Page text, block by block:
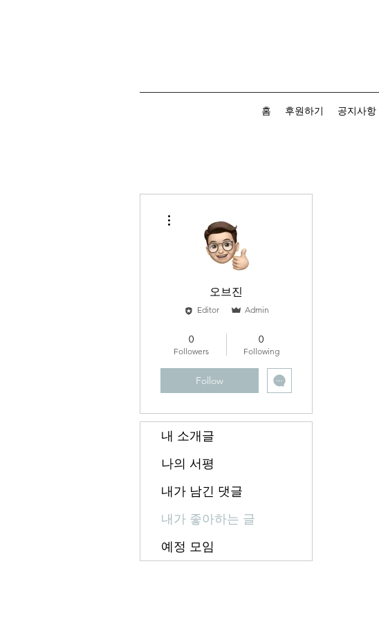
홈 후원하기 공지사항
오브진
Editor
Admin
0
Followers
0
Following
Follow
내 소개글
나의 서평
내가 남긴 댓글
내가 좋아하는 글
예정 모임